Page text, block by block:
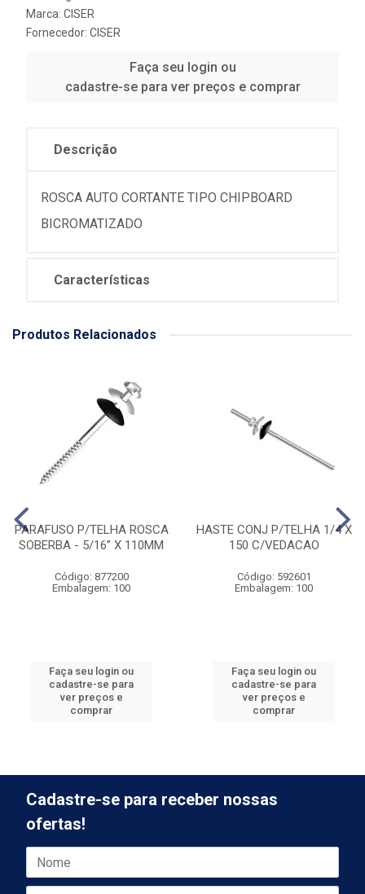
Marca: CISER
Fornecedor: CISER
Faça seu login ou
cadastre-se para ver preços e comprar
Descrição
ROSCA AUTO CORTANTE TIPO CHIPBOARD
BICROMATIZADO
Características
Produtos Relacionados
PARAFUSO P/TELHA ROSCA
SOBERBA - 5/16” X 110MM
Código: 877200
Embalagem: 100
Faça seu login ou
cadastre-se para
ver preços e
comprar
HASTE CONJ P/TELHA 1/4 X
150 C/VEDACAO
Código: 592601
Embalagem: 100
Faça seu login ou
cadastre-se para
ver preços e
comprar
Cadastre-se para receber nossas
ofertas!